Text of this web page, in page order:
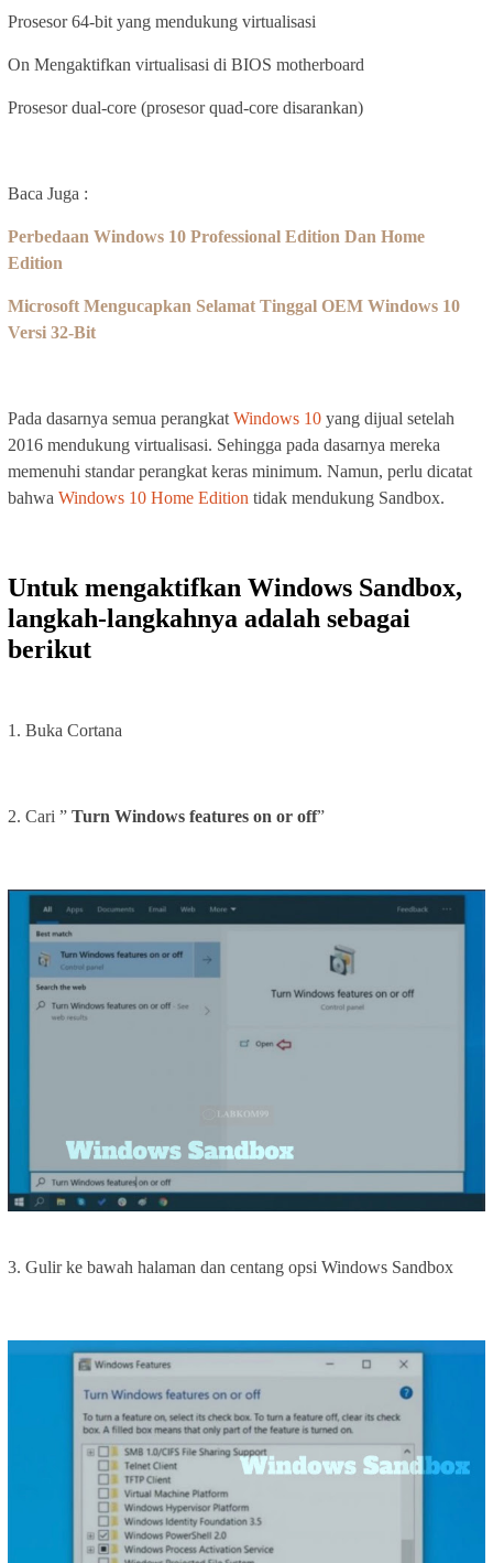
Prosesor 64-bit yang mendukung virtualisasi
On Mengaktifkan virtualisasi di BIOS motherboard
Prosesor dual-core (prosesor quad-core disarankan)
Baca Juga :
Perbedaan Windows 10 Professional Edition Dan Home
Edition
Microsoft Mengucapkan Selamat Tinggal OEM Windows 10
Versi 32-Bit
Pada dasarnya semua perangkat Windows 10 yang dijual setelah
2016 mendukung virtualisasi. Sehingga pada dasarnya mereka
memenuhi standar perangkat keras minimum. Namun, perlu dicatat
bahwa Windows 10 Home Edition tidak mendukung Sandbox.
Untuk mengaktifkan Windows Sandbox,
langkah-langkahnya adalah sebagai
berikut
1. Buka Cortana
2. Cari ” Turn Windows features on or off”
3. Gulir ke bawah halaman dan centang opsi Windows Sandbox